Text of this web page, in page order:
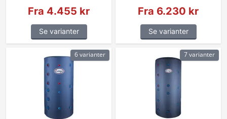
Fra 4.455 kr
Se varianter
Fra 6.230 kr
Se varianter
6 varianter 7 varianter